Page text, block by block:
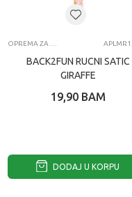
BACK2FUN RUCNI SATIC
GIRAFFE
19,90 BAM
DODAJ U KORPU